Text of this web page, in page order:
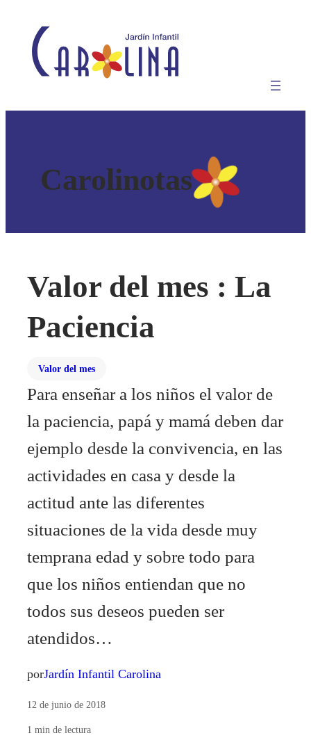
contenido
Carolinotas
Valor del mes : La
Paciencia
Valor del mes
Para enseñar a los niños el valor de
la paciencia, papá y mamá deben dar
ejemplo desde la convivencia, en las
actividades en casa y desde la
actitud ante las diferentes
situaciones de la vida desde muy
temprana edad y sobre todo para
que los niños entiendan que no
todos sus deseos pueden ser
atendidos…
porJardín Infantil Carolina
12 de junio de 2018
1min de lectura